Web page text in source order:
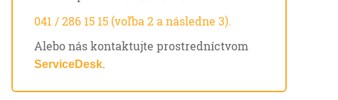
041 / 286 15 15 (voľba 2 a následne 3).
Alebo nás kontaktujte prostredníctvom
ServiceDesk.